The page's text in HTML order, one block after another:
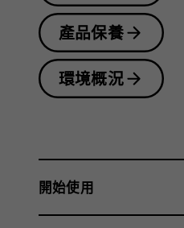
產品保養
環境概況
開始使用